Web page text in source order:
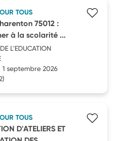
TOUS
75012 :
à la scolarité ...
L'EDUCATION
septembre 2026
TOUS
D'ATELIERS ET